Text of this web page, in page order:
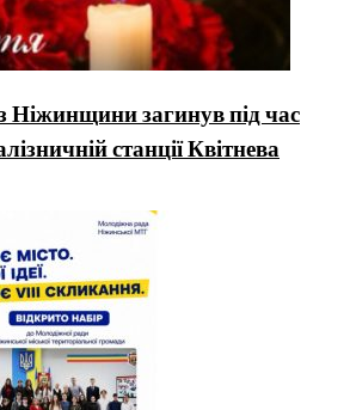
загинув під час
станції Квітнева